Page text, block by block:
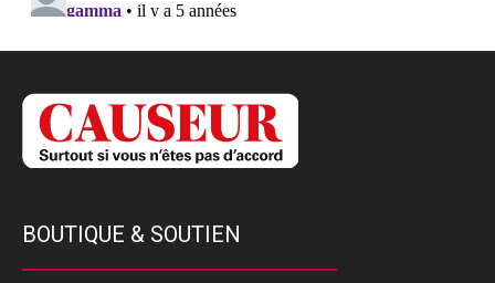
BOUTIQUE & SOUTIEN